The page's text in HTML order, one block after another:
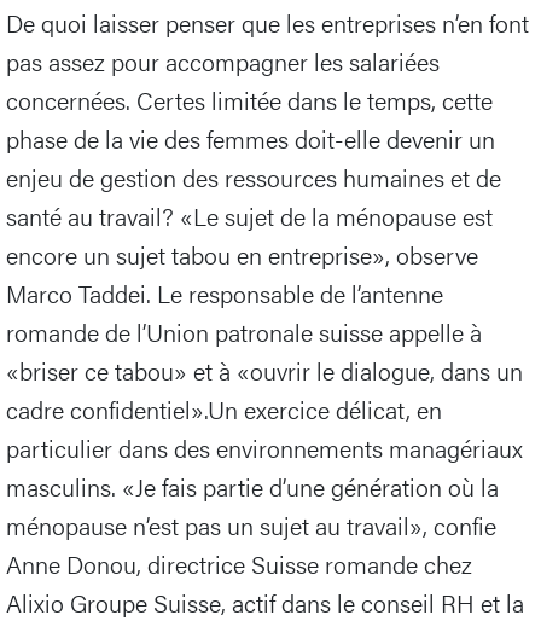
De quoi laisser penser que les entreprises n’en font
pas assez pour accompagner les salariées
concernées. Certes limitée dans le temps, cette
phase de la vie des femmes doit-elle devenir un
enjeu de gestion des ressources humaines et de
santé au travail? «Le sujet de la ménopause est
encore un sujet tabou en entreprise», observe
Marco Taddei. Le responsable de l’antenne
romande de l’Union patronale suisse appelle à
«briser ce tabou» et à «ouvrir le dialogue, dans un
cadre confidentiel».Un exercice délicat, en
particulier dans des environnements managériaux
masculins. «Je fais partie d’une génération où la
ménopause n’est pas un sujet au travail», confie
Anne Donou, directrice Suisse romande chez
Alixio Groupe Suisse, actif dans le conseil RH et la